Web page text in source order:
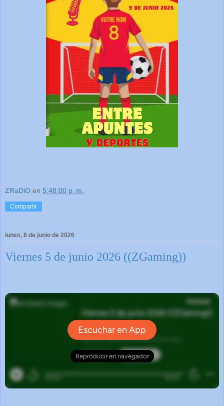
ZRaDiO en 5:48:00 p. m.
Compartir
lunes, 8 de junio de 2026
Viernes 5 de junio 2026 ((ZGaming))